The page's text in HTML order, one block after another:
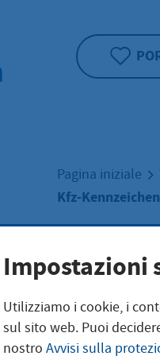
Pagina iniziale
Kfz-
Kfz-
Impostazioni
Utilizziamo i cookie, i
sul sito web. Puoi
nostro Avvisi sulla